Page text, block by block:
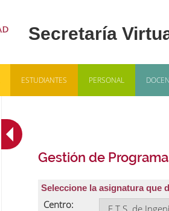
ESTUDIANTES PERSONAL
Gestión de
Seleccione la asignatura que
Centro: